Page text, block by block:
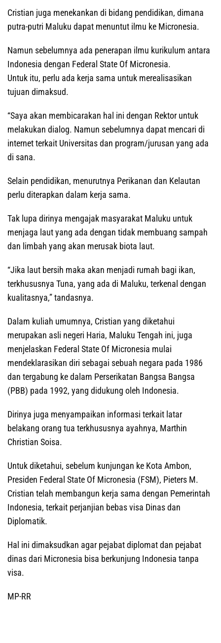
Cristian juga menekankan di bidang pendidikan, dimana
putra-putri Maluku dapat menuntut ilmu ke Micronesia.
Namun sebelumnya ada penerapan ilmu kurikulum antara
Indonesia dengan Federal State Of Micronesia.
Untuk itu, perlu ada kerja sama untuk merealisasikan
tujuan dimaksud.
“Saya akan membicarakan hal ini dengan Rektor untuk
melakukan dialog. Namun sebelumnya dapat mencari di
internet terkait Universitas dan program/jurusan yang ada
di sana.
Selain pendidikan, menurutnya Perikanan dan Kelautan
perlu diterapkan dalam kerja sama.
Tak lupa dirinya mengajak masyarakat Maluku untuk
menjaga laut yang ada dengan tidak membuang sampah
dan limbah yang akan merusak biota laut.
“Jika laut bersih maka akan menjadi rumah bagi ikan,
terkhususnya Tuna, yang ada di Maluku, terkenal dengan
kualitasnya,” tandasnya.
Dalam kuliah umumnya, Cristian yang diketahui
merupakan asli negeri Haria, Maluku Tengah ini, juga
menjelaskan Federal State Of Micronesia mulai
mendeklarasikan diri sebagai sebuah negara pada 1986
dan tergabung ke dalam Perserikatan Bangsa Bangsa
(PBB) pada 1992, yang didukung oleh Indonesia.
Dirinya juga menyampaikan informasi terkait latar
belakang orang tua terkhususnya ayahnya, Marthin
Christian Soisa.
Untuk diketahui, sebelum kunjungan ke Kota Ambon,
Presiden Federal State Of Micronesia (FSM), Pieters M.
Cristian telah membangun kerja sama dengan Pemerintah
Indonesia, terkait perjanjian bebas visa Dinas dan
Diplomatik.
Hal ini dimaksudkan agar pejabat diplomat dan pejabat
dinas dari Micronesia bisa berkunjung Indonesia tanpa
visa.
MP-RR